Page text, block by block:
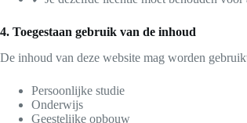
4. Toegestaan gebruik van de inhoud
De inhoud van deze website mag worden
Persoonlijke studie
Onderwijs
Geestelijke opbouw